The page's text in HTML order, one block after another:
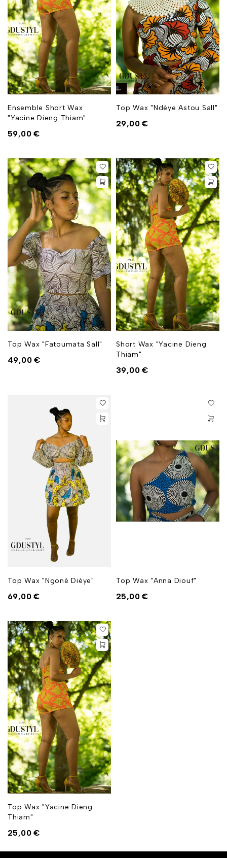
Ensemble Short Wax
"Yacine Dieng Thiam"
59,00€
Top Wax "Ndéye Astou Sall"
29,00€
Top Wax "Fatoumata Sall"
49,00€
Short Wax "Yacine Dieng
Thiam"
39,00€
Top Wax "Ngoné Dièye"
69,00€
Top Wax "Anna Diouf"
25,00€
Top Wax "Yacine Dieng
Thiam"
25,00€